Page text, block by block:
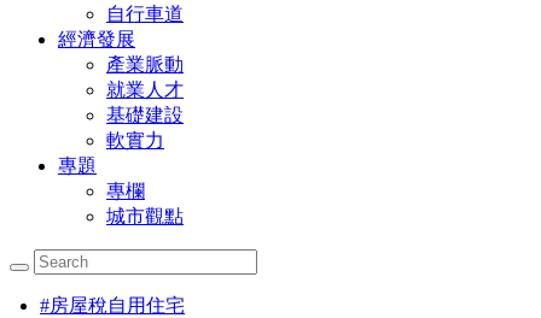
自行車道
經濟發展
產業脈動
就業人才
基礎建設
軟實力
專題
專欄
城市觀點
#房屋稅自用住宅